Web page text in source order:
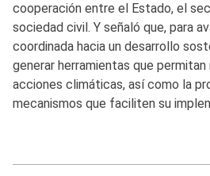
cooperación entre el Estado, el
sociedad civil. Y señaló que, para
coordinada hacia un desarrollo
generar herramientas que permitan
acciones climáticas, así como la
mecanismos que faciliten su